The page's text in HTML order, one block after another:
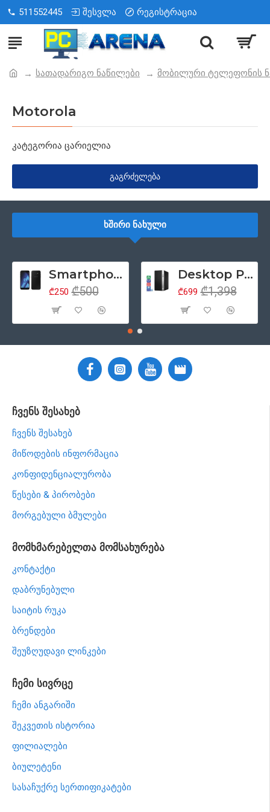
511552445 შესვლა რეგისტრაცია
სათადარიგო ნაწილები მობილური ტელეფონის
Motorola
კატეგორია ცარიელია
ᲒᲐᲒᲠᲫᲔᲚᲔᲑᲐ
ᲮᲨᲘᲠᲘ ᲜᲐᲮᲣᲚᲘ
Smartphone 5.2" Samsung Galaxy A5 (2017), 4G, Samsung Exynos 7880, 3GB/32GB, ორმაგი SIM, NFC, რადიო, Android 6, შავი (მეორადი პროდუქტის კლასი - A)
₾250 ₾500
Desktop PC კომპიუტერი HP ProDesk 400 G5 Tower, Intel Core i5 8500 (6 თაობა), 8GB ოპერატიული, 256GB SSD მყარი დისკი, DisplayPort, DVD, Windows 11 Pro (მოერადი პროდუქციის კლასი - ა)
₾699 ₾1,398
ჩვენს შესახებ
ჩვენს შესახებ
მიწოდების ინფორმაცია
კონფიდენციალურობა
წესები & პირობები
მორგებული ბმულები
მომხმარებელთა მომსახურება
კონტაქტი
დაბრუნებული
საიტის რუკა
ბრენდები
შეუზღუდავი ლინკები
ჩემი სივრცე
ჩემი ანგარიში
შეკვეთის ისტორია
ფილიალები
ბიულეტენი
სასაჩუქრე სერთიფიკატები